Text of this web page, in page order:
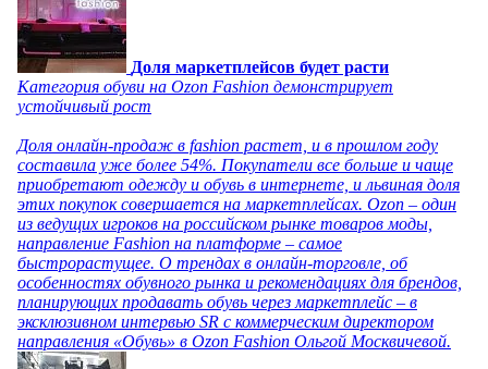
Доля маркетплейсов будет расти
Категория обуви на Ozon Fashion демонстрирует
устойчивый рост
Доля онлайн-продаж в fashion растет, и в прошлом году
составила уже более 54%. Покупатели все больше и чаще
приобретают одежду и обувь в интернете, и львиная доля
этих покупок совершается на маркетплейсах. Ozon – один
из ведущих игроков на российском рынке товаров моды,
направление Fashion на платформе – самое
быстрорастущее. О трендах в онлайн-торговле, об
особенностях обувного рынка и рекомендациях для брендов,
планирующих продавать обувь через маркетплейс – в
эксклюзивном интервью SR с коммерческим директором
направления «Обувь» в Ozon Fashion Ольгой Москвичевой.